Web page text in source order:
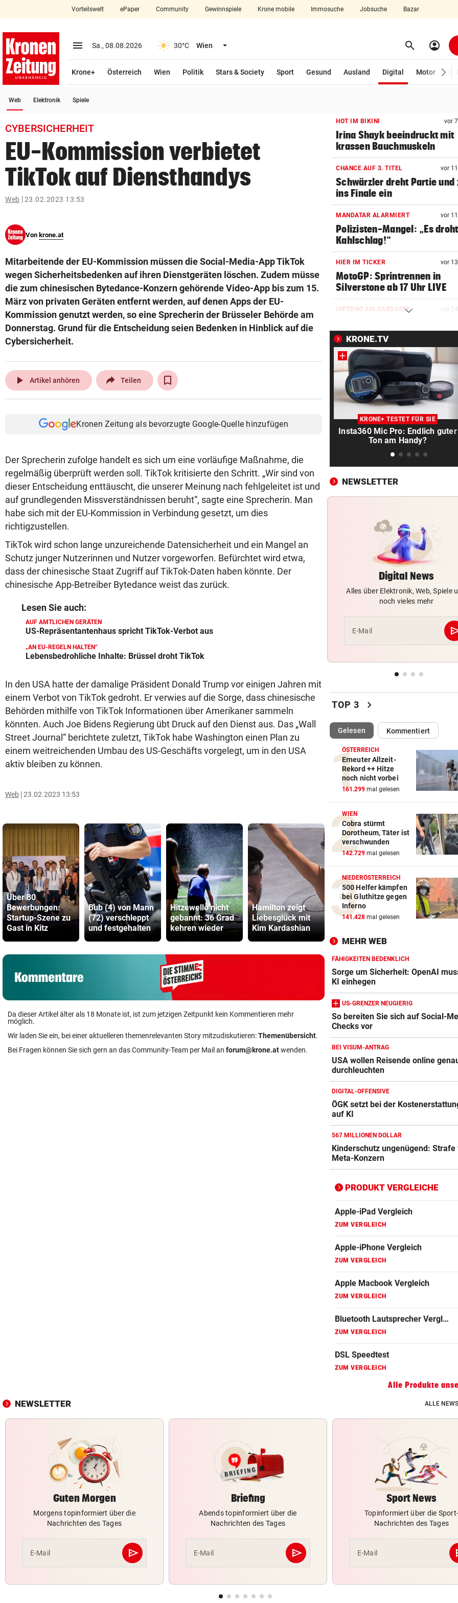
closeSchließen
account_circle Anmelden
arrow_right
pin_drop
bookmark
search
Suchbegriff
eingeben
© Krone Multimedia GmbH & Co KG 2026
Vorteilswelt ePaper Community Gewinnspiele Krone mobile Immosuche Jobsuche Bazar
menu Menü aufklappen
Sa., 08.08.2026 30°C Wien Menü aufklappen search Suchen
account_circle
Krone+ Österreich Wien Politik Stars & Society Sport Gesund Ausland Digital
Motor
Web Elektronik Spiele
CYBERSICHERHEIT
EU-Kommission verbietet
TikTok auf Diensthandys
Web 23.02.2023 13:53
Von krone.at
Mitarbeitende der EU-Kommission müssen die Social-Media-App TikTok
wegen Sicherheitsbedenken auf ihren Dienstgeräten löschen. Zudem müsse
die zum chinesischen Bytedance-Konzern gehörende Video-App bis zum 15.
März von privaten Geräten entfernt werden, auf denen Apps der EU-
Kommission genutzt werden, so eine Sprecherin der Brüsseler Behörde am
Donnerstag. Grund für die Entscheidung seien Bedenken in Hinblick auf die
Cybersicherheit.
play_arrow Artikel anhören Teilen
Kronen Zeitung als bevorzugte Google-Quelle hinzufügen
Der Sprecherin zufolge handelt es sich um eine vorläufige Maßnahme, die
regelmäßig überprüft werden soll. TikTok kritisierte den Schritt. „Wir sind von
dieser Entscheidung enttäuscht, die unserer Meinung nach fehlgeleitet ist und
auf grundlegenden Missverständnissen beruht“, sagte eine Sprecherin. Man
habe sich mit der EU-Kommission in Verbindung gesetzt, um dies
richtigzustellen.
TikTok wird schon lange unzureichende Datensicherheit und ein Mangel an
Schutz junger Nutzerinnen und Nutzer vorgeworfen. Befürchtet wird etwa,
dass der chinesische Staat Zugriff auf TikTok-Daten haben könnte. Der
chinesische App-Betreiber Bytedance weist das zurück.
Lesen Sie auch:
AUF AMTLICHEN GERÄTEN
US-Repräsentantenhaus spricht TikTok-Verbot aus
„AN EU-REGELN HALTEN“
Lebensbedrohliche Inhalte: Brüssel droht TikTok
In den USA hatte der damalige Präsident Donald Trump vor einigen Jahren mit
einem Verbot von TikTok gedroht. Er verwies auf die Sorge, dass chinesische
Behörden mithilfe von TikTok Informationen über Amerikaner sammeln
könnten. Auch Joe Bidens Regierung übt Druck auf den Dienst aus. Das „Wall
Street Journal“ berichtete zuletzt, TikTok habe Washington einen Plan zu
einem weitreichenden Umbau des US-Geschäfts vorgelegt, um in den USA
aktiv bleiben zu können.
Web 23.02.2023 13:53
Über 80
Bewerbungen:
Startup-Szene zu
Gast in Kitz
Bub (4) von Mann
(72) verschleppt
und festgehalten
Hitzewelle nicht
gebannt: 36 Grad
kehren wieder
Hamilton zeigt
Liebesglück mit
Kim Kardashian
„Ich habe selbst
zu einem Vanek
Dürre
auch
Da dieser Artikel älter als 18 Monate ist, ist zum jetzigen Zeitpunkt kein Kommentieren mehr
möglich.
Wir laden Sie ein, bei einer aktuelleren themenrelevanten Story mitzudiskutieren:Themenübersicht.
Bei Fragen können Sie sich gern an das Community-Team per Mail an forum@krone.atwenden.
HOT IM BIKINI vor
Irina Shayk beeindruckt mit
krassen Bauchmuskeln
CHANCE AUF 3. TITEL vor
Schwärzler dreht Partie und
ins Finale ein
MANDATAR ALARMIERT vor
Polizisten-Mangel: „Es
Kahlschlag!“
HIER IM TICKER vor
MotoGP: Sprintrennen in
Silverstone ab 17 Uhr LIVE
INFERNO AM GARDASEE vor
Evakuierte dürfen zurück
SOMMERCUP 2026 LIVE:
Hard um Platz drei – Kiel
Luzern im Finale!
HERZOG & CO. IN AKTION vor
LIVE: Legendentreffen!
gegen Werder Bremen
22-Jährige erlitt auf
Schwächeanfall
AFLE TOP-SPIEL: vor
Wroclav Panthers
NACH ABSCHIED AUS RIED
Sieg! Erfolgreiches Debüt
Senft in Karlsruhe
BUNDESLIGA IM TICKER vor
LIVE ab 17 Uhr: GAK gegen
Lustenau
vor
Drama um Ilzer-Ass!
ÖAMTC nicht gerufen: 130
Strafe für Lenker
NACH ARBEIT IM EINSATZ
60 Alarme zu Waldbränden
einer Woche
NAMEN VERWECHSELT vor
Frau bekam in Italien
Embryo eingesetzt
DREIMAL SO VIELE KÜHE vor
Dürre bringt jetzt auch
Schlachthöfe ans Limit
STATT SCHACHGENIE
András Baka soll neuer
Ungarns werden
AUFSTEIGER WILL DUO vor
ÖFB-Teamspieler?
SCHWERE KOLLISIONEN
Tirol: Drei verletzte Biker
heftigen Unfällen
VOM LAND KÄRNTEN vor
Mehr Geld für Kastration von
Streunerkatzen
KRONE.TV
KRONE+ TESTET FÜR SIE
Insta360 Mic Pro: Endlich guter
Ton am Handy?
NEWSLETTER
Digital News
Alles über Elektronik, Web, Spiele
noch vieles mehr
E-Mail
TOP 3 chevron_right
Gelesen(ausgewählt)Kommentiert
ÖSTERREICH
Erneuter Allzeit-
Rekord ++ Hitze
noch nicht vorbei
161.299 mal gelesen
WIEN
Cobra stürmt
Dorotheum, Täter ist
verschwunden
142.729 mal gelesen
NIEDERÖSTERREICH
500 Helfer kämpfen
bei Gluthitze gegen
Inferno
141.428 mal gelesen
MEHR WEB
FÄHIGKEITEN BEDENKLICH
Sorge um Sicherheit: OpenAI
KI einhegen
US-GRENZER NEUGIERIG
So bereiten Sie sich auf Social-
Checks vor
BEI VISUM-ANTRAG
USA wollen Reisende online
durchleuchten
DIGITAL-OFFENSIVE
ÖGK setzt bei der
auf KI
567 MILLIONEN DOLLAR
Kinderschutz ungenügend: Strafe
Meta-Konzern
PRODUKT VERGLEICHE
Amazon-Kindle Vergleich
ZUM VERGLEICH
Apple-iPad Vergleich
Apple-iPhone Vergleich
ZUM VERGLEICH
Apple Macbook Vergleich
ZUM VERGLEICH
Bluetooth Lautsprecher Vergleich
ZUM VERGLEICH
DSL Speedtest
Fernseher Vergleich
Fritz Repeater Vergleich
Gaming Laptop Vergleich
Grafikkarten Vergleich
Alle Produkte
NEWSLETTER ALLE
Guten Morgen
Morgens topinformiert über die
Nachrichten des Tages
E-Mail send
Abschicken
Briefing
Abends topinformiert über die
Nachrichten des Tages
E-Mail send
Abschicken
Sport News
Topinformiert über die
Nachrichten des Tages
E-Mail